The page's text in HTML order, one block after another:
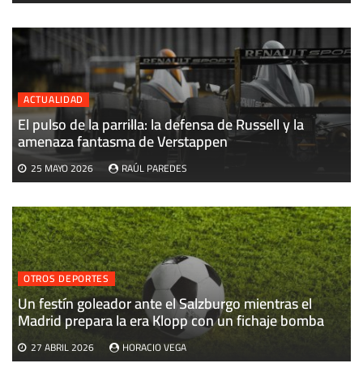
ACTUALIDAD
El pulso de la parrilla: la defensa de Russell y la
amenaza fantasma de Verstappen
25 MAYO 2026 RAÚL PAREDES
OTROS DEPORTES
Un festín goleador ante el Salzburgo mientras el
Madrid prepara la era Klopp con un fichaje bomba
27 ABRIL 2026 HORACIO VEGA